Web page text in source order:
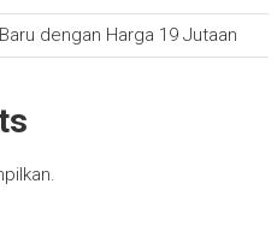
dengan Harga 19 Jutaan